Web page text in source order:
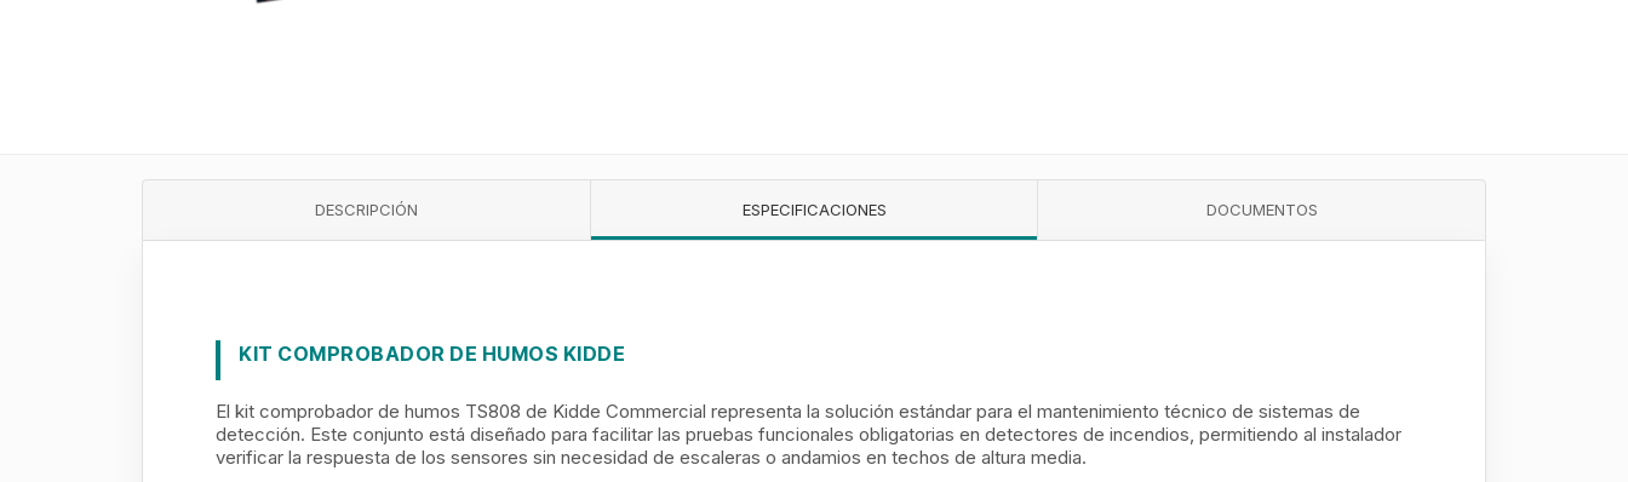
DESCRIPCIÓN ESPECIFICACIONES DOCUMENTOS
KIT COMPROBADOR DE HUMOS KIDDE
El kit comprobador de humos TS808 de Kidde Commercial representa la solución estándar para el mantenimiento técnico de sistemas de
detección. Este conjunto está diseñado para facilitar las pruebas funcionales obligatorias en detectores de incendios, permitiendo al instalador
verificar la respuesta de los sensores sin necesidad de escaleras o andamios en techos de altura media.